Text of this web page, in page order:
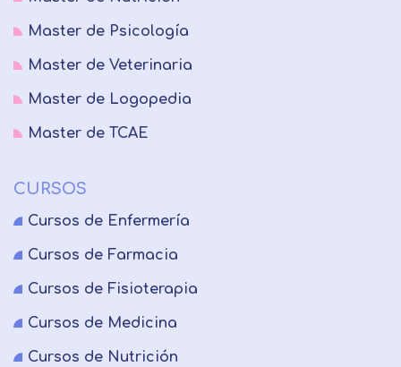
Master de Psicología
Master de Veterinaria
Master de Logopedia
Master de TCAE
CURSOS
Cursos de Enfermería
Cursos de Farmacia
Cursos de Fisioterapia
Cursos de Medicina
Cursos de Nutrición